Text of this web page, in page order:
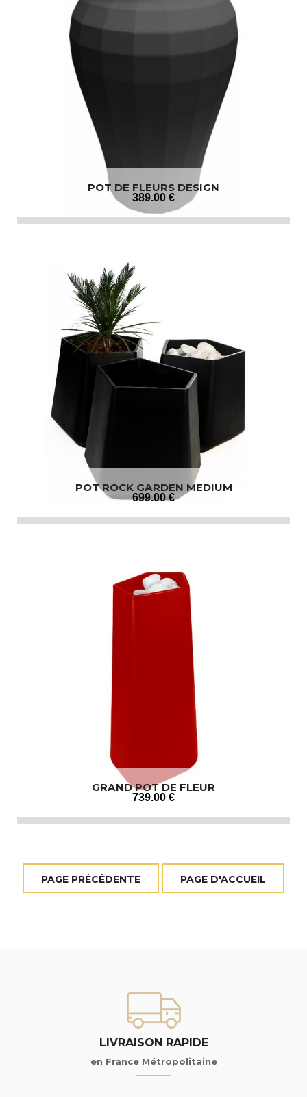
POT DE FLEURS DESIGN
389.00 €
POT ROCK GARDEN MEDIUM
699.00 €
GRAND POT DE FLEUR
739.00 €
LIVRAISON RAPIDE
en France Métropolitaine